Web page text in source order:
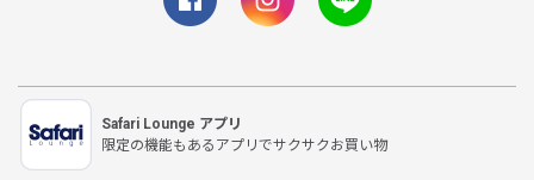
Safari Lounge アプリ
限定の機能もあるアプリでサクサクお買い物